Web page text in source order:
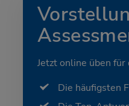
Jetzt online üben für
Die häufigsten